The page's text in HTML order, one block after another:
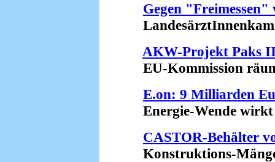
Gegen
AKW-Projekt Paks
EU-Kommission
E.on: 9 Milliarden
Energie-Wende wirkt
CASTOR-Behälter
Konstruktions-Mängel